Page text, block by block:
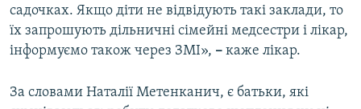
садочках. Якщо діти не відвідують такі заклади, то
їх запрошують дільничні сімейні медсестри і лікар,
інформуємо також через ЗМІ», – каже лікар.
За словами Наталії Метенканич, є батьки, які